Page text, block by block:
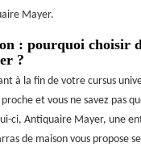
Mayer.
: pourquoi choisir
?
à la fin de votre cursus
et vous ne savez pas
ci, Antiquaire Mayer, une
de maison vous propose